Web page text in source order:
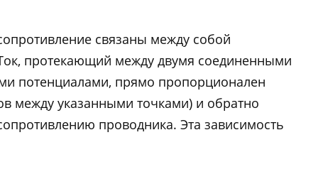
связаны между собой
протекающий между двумя соединенными
потенциалами, прямо пропорционален
между указанными точками) и обратно
проводника. Эта зависимость